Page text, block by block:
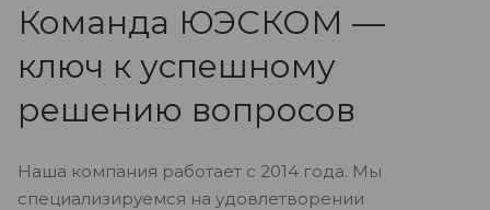
Команда ЮЭСКОМ —
ключ к успешному
решению вопросов
Наша компания работает с 2014 года. Мы
специализируемся на удовлетворении